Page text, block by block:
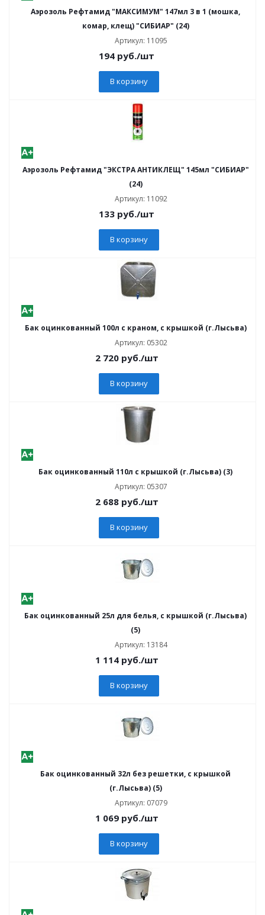
Аэрозоль Рефтамид "МАКСИМУМ" 147мл 3 в 1 (мошка,
комар, клещ) "СИБИАР" (24)
Артикул: 11095
194 руб./шт
В корзину
Аэрозоль Рефтамид "ЭКСТРА АНТИКЛЕЩ" 145мл "СИБИАР"
(24)
Артикул: 11092
133 руб./шт
В корзину
Бак оцинкованный 100л с краном, с крышкой (г.Лысьва)
Артикул: 05302
2 720руб./шт
В корзину
Бак оцинкованный 110л с крышкой (г.Лысьва) (3)
Артикул: 05307
2 688руб./шт
В корзину
Бак оцинкованный 25л для белья, с крышкой (г.Лысьва)
(5)
Артикул: 13184
1 114руб./шт
В корзину
Бак оцинкованный 32л без решетки, с крышкой
(г.Лысьва) (5)
Артикул: 07079
1 069руб./шт
В корзину